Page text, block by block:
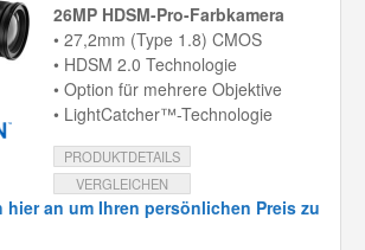
26MP HDSM-Pro-Farbkamera
• 27,2mm (Type 1.8) CMOS
• HDSM 2.0 Technologie
• Option für mehrere Objektive
• LightCatcher™-Technologie
PRODUKTDETAILS
VERGLEICHEN
hier an um Ihren persönlichen Preis zu